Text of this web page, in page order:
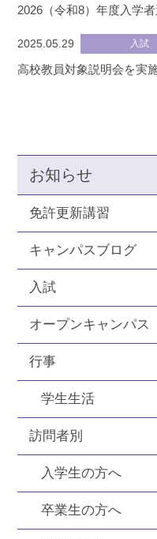
2026（令和8）年度入学
2025.05.29 入試
高校教員対象説明会を実
お知らせ
免許更新講習
キャンパスブログ
入試
オープンキャンパス
行事
学生生活
訪問者別
入学生の方へ
卒業生の方へ